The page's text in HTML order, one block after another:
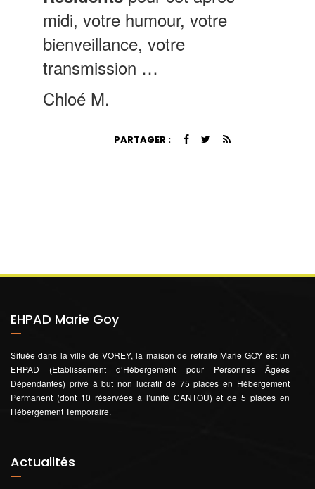
midi, votre humour, votre
bienveillance, votre
transmission …
Chloé M.
PARTAGER :
EHPAD Marie Goy
Située dans la ville de VOREY, la maison de retraite Marie GOY est un
EHPAD (Etablissement d‘Hébergement pour Personnes Âgées
Dépendantes) privé à but non lucratif de 75 places en Hébergement
Permanent (dont 10 réservées à l’unité CANTOU) et de 5 places en
Hébergement Temporaire.
Actualités